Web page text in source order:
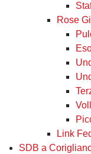
Rose
Link
SDB a